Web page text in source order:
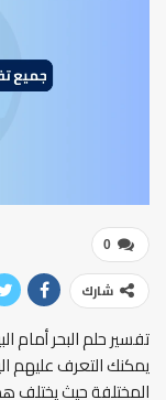
0
شارك
تفسير حلم البحر أمام
يمكنك التعرف عليهم
المختلفة حيث يختلف